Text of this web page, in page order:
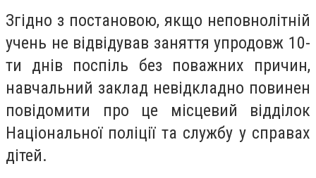
Згідно з постановою, якщо неповнолітній
учень не відвідував заняття упродовж 10-
ти днів поспіль без поважних причин,
навчальний заклад невідкладно повинен
повідомити про це місцевий відділок
Національної поліції та службу у справах
дітей.